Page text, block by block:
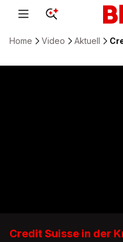
Home Video Aktuell
Credit Suisse in der